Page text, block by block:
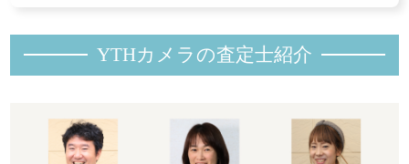
YTHカメラの査定士紹介